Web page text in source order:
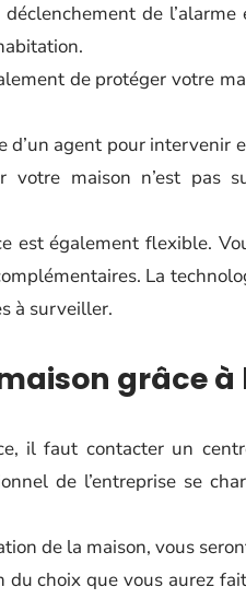
de l’alarme
de protéger votre
agent pour intervenir
votre maison n’est pas
est également flexible.
La
à surveiller.
grâce à
il faut contacter un
de l’entreprise se
de la maison, vous
choix que vous aurez